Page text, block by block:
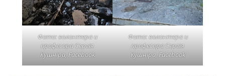
Фото: волонтера и
професора Сергія
Кушніра, Facebook
Фото: волонтера и
професора Сергія
Кушніра, Facebook